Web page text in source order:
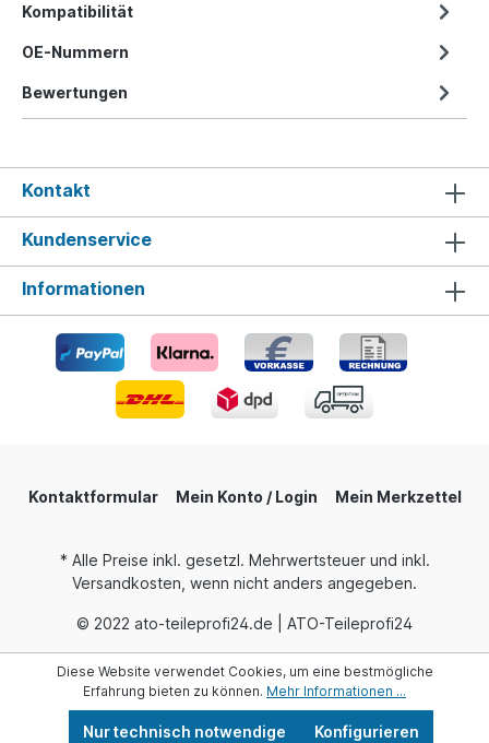
Kompatibilität
OE-Nummern
Bewertungen
Kontakt
Kundenservice
Informationen
Kontaktformular Mein Konto / Login Mein Merkzettel
* Alle Preise inkl. gesetzl. Mehrwertsteuer und inkl.
Versandkosten, wenn nicht anders angegeben.
© 2022 ato-teileprofi24.de | ATO-Teileprofi24
Diese Website verwendet Cookies, um eine bestmögliche
Erfahrung bieten zu können. Mehr Informationen ...
Nur technisch notwendige Konfigurieren